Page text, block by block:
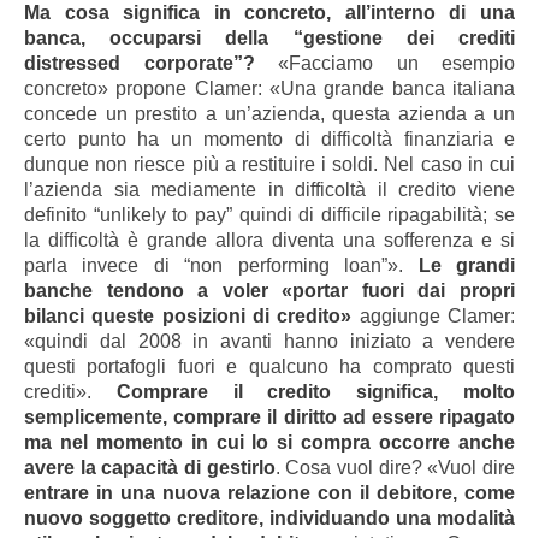
Ma cosa significa in concreto, all’interno di una
banca, occuparsi della “gestione dei crediti
distressed corporate”? «Facciamo un esempio
concreto» propone Clamer: «Una grande banca italiana
concede un prestito a un’azienda, questa azienda a un
certo punto ha un momento di difficoltà finanziaria e
dunque non riesce più a restituire i soldi. Nel caso in cui
l’azienda sia mediamente in difficoltà il credito viene
definito “unlikely to pay” quindi di difficile ripagabilità; se
la difficoltà è grande allora diventa una sofferenza e si
parla invece di “non performing loan”». Le grandi
banche tendono a voler «portar fuori dai propri
bilanci queste posizioni di credito» aggiunge Clamer:
«quindi dal 2008 in avanti hanno iniziato a vendere
questi portafogli fuori e qualcuno ha comprato questi
crediti». Comprare il credito significa, molto
semplicemente, comprare il diritto ad essere ripagato
ma nel momento in cui lo si compra occorre anche
avere la capacità di gestirlo. Cosa vuol dire? «Vuol dire
entrare in una nuova relazione con il debitore, come
nuovo soggetto creditore, individuando una modalità